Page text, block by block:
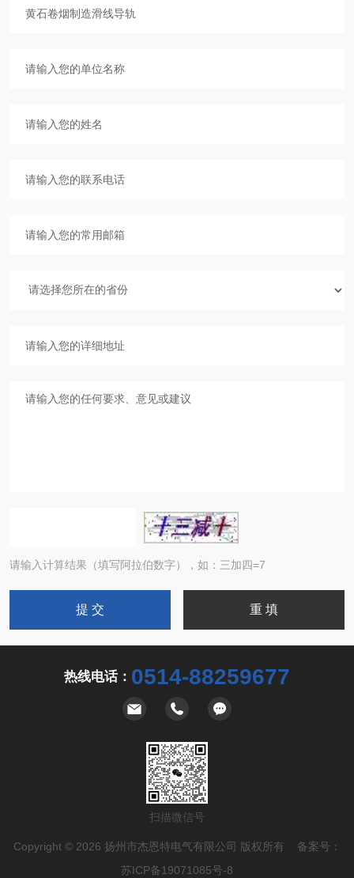
请输入计算结果（填写阿拉伯数字），如：三加四=7
热线电话： 0514-88259677
扫描微信号
Copyright © 2026 扬州市杰恩特电气有限公司 版权所有 备案号：
苏ICP备19071085号-8